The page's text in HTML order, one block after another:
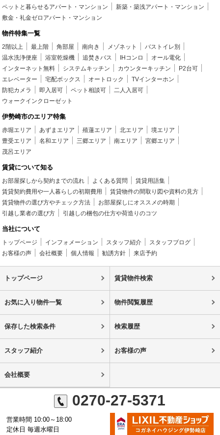
ペットと暮らせるアパート・マンション
新築・築浅アパート・マンション
敷金・礼金ゼロアパート・マンション
物件特集一覧
2階以上 最上階 角部屋 南向き メゾネット
バストイレ別
温水洗浄便座
浴室乾燥機 追焚きバス IHコンロ
オール電化
インターネット無料
システムキッチン カウンターキッチン
P2台可
エレベーター
宅配ボックス オートロック
TVインターホン
防犯カメラ
即入居可 ペット相談可
二人入居可
ウォークインクローゼット
伊勢崎市のエリア特集
赤堀エリア あずまエリア 殖蓮エリア 北エリア
境エリア
豊受エリア
名和エリア 三郷エリア 南エリア
宮郷エリア
茂呂エリア
賃貸について知る
お部屋探しから契約までの流れ よくある質問
賃貸用語集
賃貸契約費用や一人暮らしの初期費用
賃貸物件の間取り図や資料の見方
賃貸物件の選び方やチェック方法
お部屋探しにオススメの時期
引越し業者の選び方
引越しの梱包の仕方や荷造りのコツ
当社について
トップページ インフォメーション スタッフ紹介
スタッフブログ
お客様の声
会社概要 個人情報 勧誘方針 来店予約
トップページ 賃貸物件検索
お気に入り物件一覧 物件閲覧履歴
保存した検索条件 検索履歴
スタッフ紹介 お客様の声
会社概要
0270-27-5371
営業時間 10:00～18:00
定休日 毎週水曜日